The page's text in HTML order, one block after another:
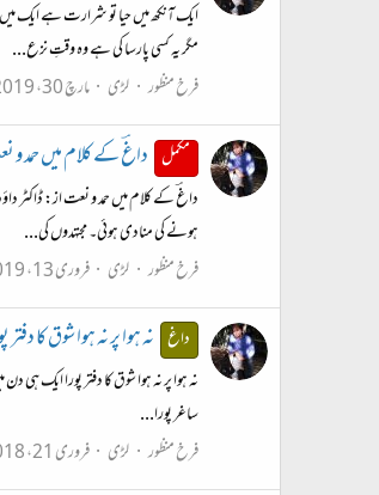
ایک آنکھ میں حیا تو شرارت ہے ایک
مگر یہ کسی پارسا کی ہے وہ وقتِ نزع...
فرخ منظور لڑی مارچ 30، 2019
مکمل داغؔ کے کلام میں حمد و
داغؔ کے کلام میں حمد و نعت از: ڈاکٹر
ہونے کی منادی ہوئی۔ مجتہدوں کی...
فرخ منظور لڑی فروری 13، 2019
داغ نہ ہوا پر نہ ہوا شوق کا
نہ ہوا پر نہ ہوا شوق کا دفتر پورا ایک
ساغر پورا...
فرخ منظور لڑی فروری 21، 2018